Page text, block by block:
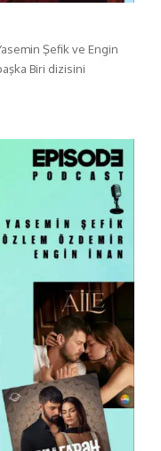
Şefik ve Engin
Biri dizisini